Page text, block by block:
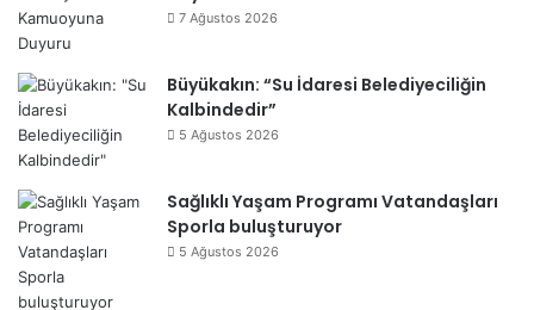
7 Ağustos 2026
Büyükakın: “Su İdaresi Belediyeciliğin
Kalbindedir”
5 Ağustos 2026
Sağlıklı Yaşam Programı Vatandaşları
Sporla buluşturuyor
5 Ağustos 2026